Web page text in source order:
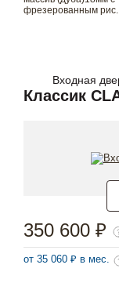
фрезерованным рис.
Входная
Классик
350 600 ₽
от 35 060 ₽ в мес.